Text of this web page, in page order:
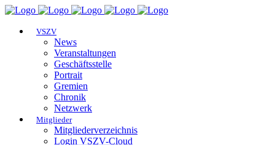
VSZV
News
Veranstaltungen
Geschäftsstelle
Portrait
Gremien
Chronik
Netzwerk
Mitglieder
Mitgliederverzeichnis
Login VSZV-Cloud